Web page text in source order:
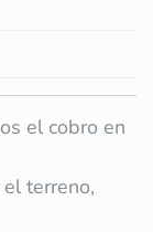
el cobro en
terreno,